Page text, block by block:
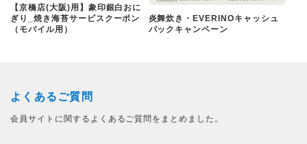
【京橋店(大阪)用】象印銀白おに
ぎり_焼き海苔サービスクーポン
（モバイル用）
炎舞炊き・EVERINOキャッシュ
バックキャンペーン
よくあるご質問
会員サイトに関するよくあるご質問をまとめました。